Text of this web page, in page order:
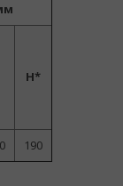
H*
190